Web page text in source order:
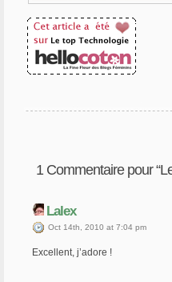
1Commentaire pour
Lalex
Oct 14th, 2010 at 7:04 pm
Excellent, j’adore !